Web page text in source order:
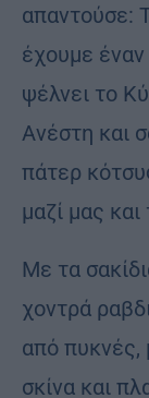
απαντούσε:
έχουμε
ψέλνει το
Ανέστη και
πάτερ
μαζί μας
Με τα
χοντρά
από πυκνές,
σκίνα και